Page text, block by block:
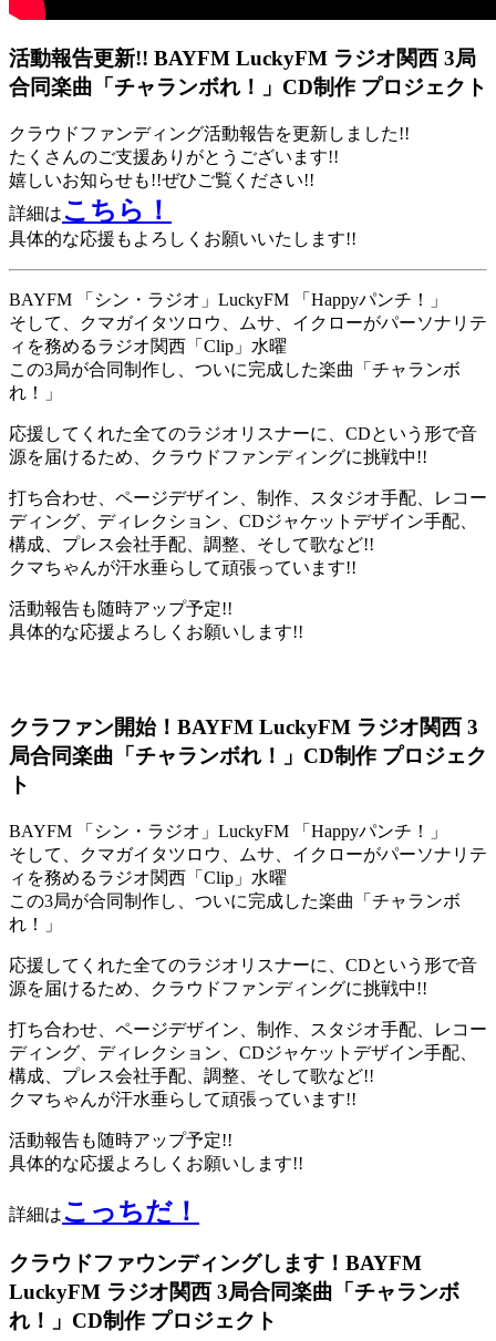
活動報告更新!! BAYFM LuckyFM ラジオ関西 3局
合同楽曲「チャランボれ！」CD制作 プロジェクト
クラウドファンディング活動報告を更新しました!!
たくさんのご支援ありがとうございます!!
嬉しいお知らせも!!ぜひご覧ください!!
詳細はこちら！
具体的な応援もよろしくお願いいたします!!
BAYFM 「シン・ラジオ」LuckyFM 「Happyパンチ！」
そして、クマガイタツロウ、ムサ、イクローがパーソナリテ
ィを務めるラジオ関西「Clip」水曜
この3局が合同制作し、ついに完成した楽曲「チャランボ
れ！」
応援してくれた全てのラジオリスナーに、CDという形で音
源を届けるため、クラウドファンディングに挑戦中!!
打ち合わせ、ページデザイン、制作、スタジオ手配、レコー
ディング、ディレクション、CDジャケットデザイン手配、
構成、プレス会社手配、調整、そして歌など!!
クマちゃんが汗水垂らして頑張っています!!
活動報告も随時アップ予定!!
具体的な応援よろしくお願いします!!
クラファン開始！BAYFM LuckyFM ラジオ関西 3
局合同楽曲「チャランボれ！」CD制作 プロジェク
ト
BAYFM 「シン・ラジオ」LuckyFM 「Happyパンチ！」
そして、クマガイタツロウ、ムサ、イクローがパーソナリテ
ィを務めるラジオ関西「Clip」水曜
この3局が合同制作し、ついに完成した楽曲「チャランボ
れ！」
応援してくれた全てのラジオリスナーに、CDという形で音
源を届けるため、クラウドファンディングに挑戦中!!
打ち合わせ、ページデザイン、制作、スタジオ手配、レコー
ディング、ディレクション、CDジャケットデザイン手配、
構成、プレス会社手配、調整、そして歌など!!
クマちゃんが汗水垂らして頑張っています!!
活動報告も随時アップ予定!!
具体的な応援よろしくお願いします!!
詳細はこっちだ！
クラウドファウンディングします！BAYFM
LuckyFM ラジオ関西 3局合同楽曲「チャランボ
れ！」CD制作 プロジェクト